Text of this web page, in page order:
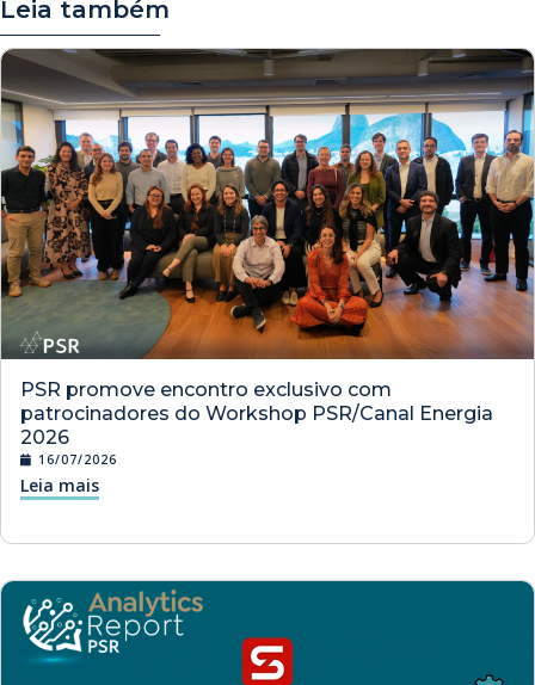
Leia também
PSR promove encontro exclusivo com
patrocinadores do Workshop PSR/Canal Energia
2026
16/07/2026
Leia mais